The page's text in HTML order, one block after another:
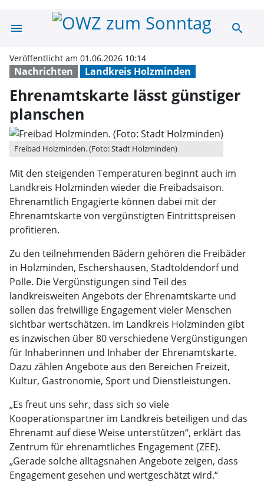
menu search
Nachrichten Landkreis Holzminden
Veröffentlicht am 01.06.2026 10:14
Ehrenamtskarte lässt günstiger
planschen
Freibad Holzminden. (Foto: Stadt Holzminden)
Mit den steigenden Temperaturen beginnt auch im
Landkreis Holzminden wieder die Freibadsaison.
Ehrenamtlich Engagierte können dabei mit der
Ehrenamtskarte von vergünstigten Eintrittspreisen
profitieren.
Zu den teilnehmenden Bädern gehören die Freibäder
in Holzminden, Eschershausen, Stadtoldendorf und
Polle. Die Vergünstigungen sind Teil des
landkreisweiten Angebots der Ehrenamtskarte und
sollen das freiwillige Engagement vieler Menschen
sichtbar wertschätzen. Im Landkreis Holzminden gibt
es inzwischen über 80 verschiedene Vergünstigungen
für Inhaberinnen und Inhaber der Ehrenamtskarte.
Dazu zählen Angebote aus den Bereichen Freizeit,
Kultur, Gastronomie, Sport und Dienstleistungen.
„Es freut uns sehr, dass sich so viele
Kooperationspartner im Landkreis beteiligen und das
Ehrenamt auf diese Weise unterstützen“, erklärt das
Zentrum für ehrenamtliches Engagement (ZEE).
„Gerade solche alltagsnahen Angebote zeigen, dass
Engagement gesehen und wertgeschätzt wird.“